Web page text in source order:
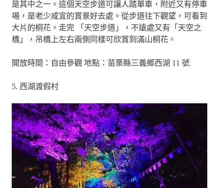
是其中之一。這個天空步道可讓人踏單車，附近又有停車
場，是老少咸宜的賞景好去處。從步道往下觀望，可看到
大片的桐花。走完 「天空步道」，不遠處又有「天空之
橋」，吊橋上左右兩側同樣可欣賞到滿山桐花。
開放時間：自由參觀 地點：苗栗縣三義鄉西湖 11 號
5. 西湖渡假村